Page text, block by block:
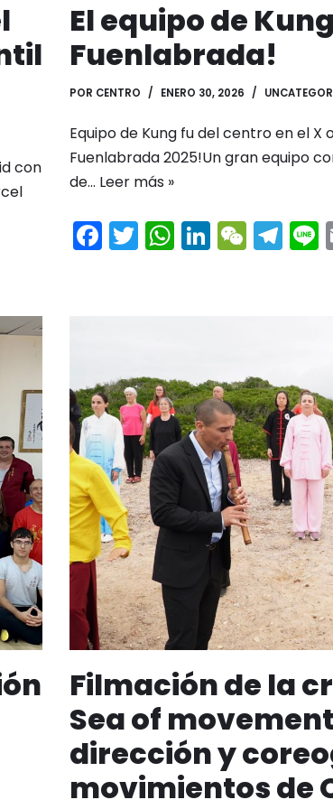
con
El equipo de
Fuenlabrada!
POR CENTRO ENERO 30, 2026
Equipo de Kung fu del centro en el X
Fuenlabrada 2025!Un gran equipo
de… Leer más »
F
a
o
o
k
T
w
W
h
p
p
Li
n
n
W
e
t
T
el
m
Filmación de la
Sea of
dirección y
movimientos de